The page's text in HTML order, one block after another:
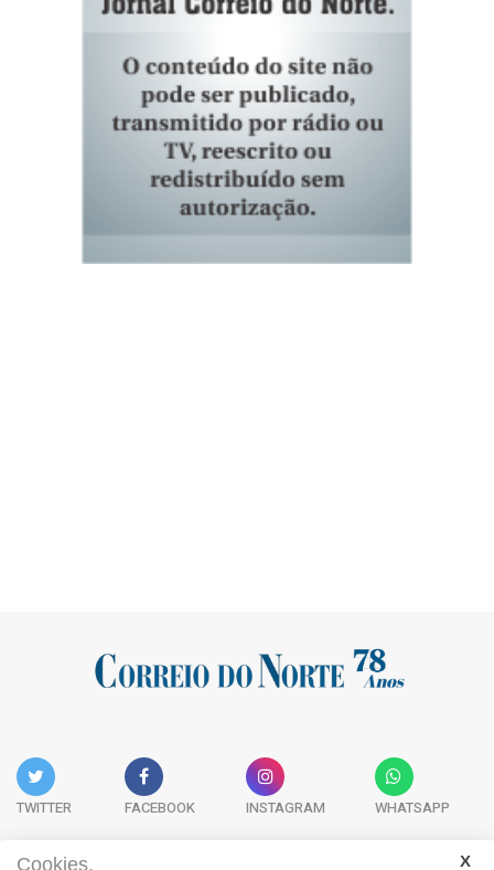
TWITTER FACEBOOK INSTAGRAM WHATSAPP
Cookies.